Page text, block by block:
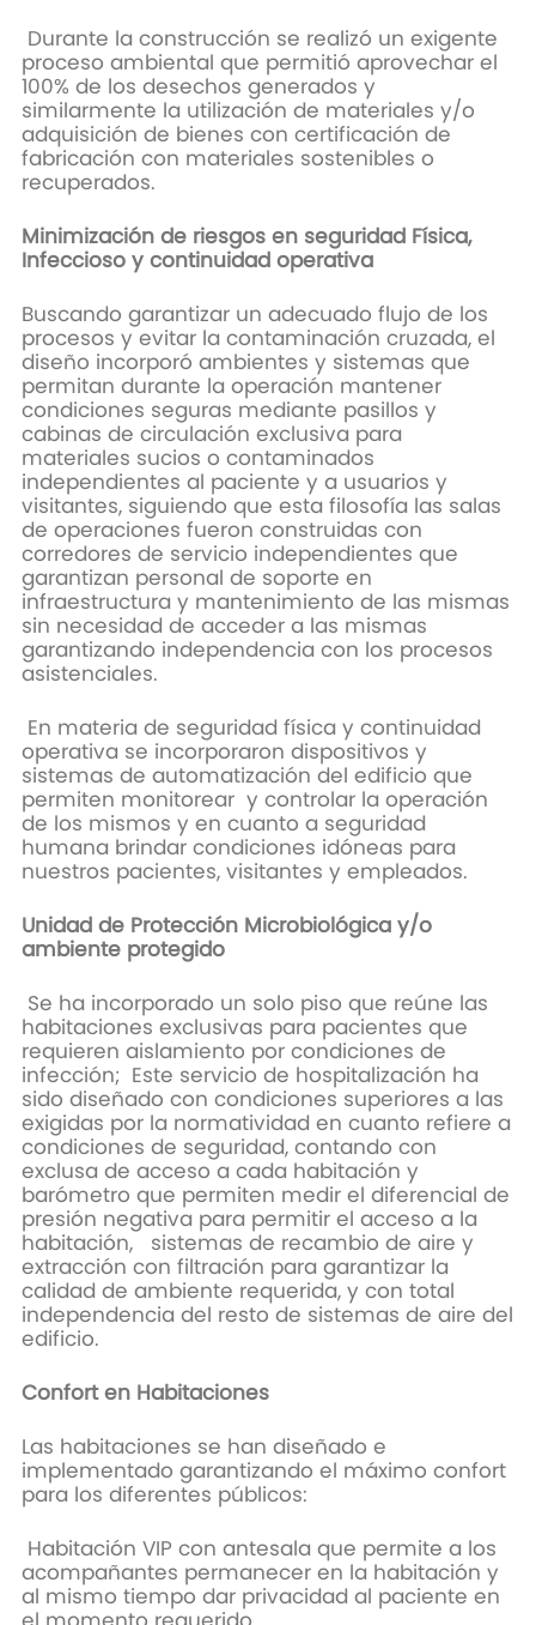
Durante la construcción se realizó un exigente
proceso ambiental que permitió aprovechar el
100% de los desechos generados y
similarmente la utilización de materiales y/o
adquisición de bienes con certificación de
fabricación con materiales sostenibles o
recuperados.
Minimización de riesgos en seguridad Física,
Infeccioso y continuidad operativa
Buscando garantizar un adecuado flujo de los
procesos y evitar la contaminación cruzada, el
diseño incorporó ambientes y sistemas que
permitan durante la operación mantener
condiciones seguras mediante pasillos y
cabinas de circulación exclusiva para
materiales sucios o contaminados
independientes al paciente y a usuarios y
visitantes, siguiendo que esta filosofía las salas
de operaciones fueron construidas con
corredores de servicio independientes que
garantizan personal de soporte en
infraestructura y mantenimiento de las mismas
sin necesidad de acceder a las mismas
garantizando independencia con los procesos
asistenciales.
En materia de seguridad física y continuidad
operativa se incorporaron dispositivos y
sistemas de automatización del edificio que
permiten monitorear y controlar la operación
de los mismos y en cuanto a seguridad
humana brindar condiciones idóneas para
nuestros pacientes, visitantes y empleados.
Unidad de Protección Microbiológica y/o
ambiente protegido
Se ha incorporado un solo piso que reúne las
habitaciones exclusivas para pacientes que
requieren aislamiento por condiciones de
infección; Este servicio de hospitalización ha
sido diseñado con condiciones superiores a las
exigidas por la normatividad en cuanto refiere a
condiciones de seguridad, contando con
exclusa de acceso a cada habitación y
barómetro que permiten medir el diferencial de
presión negativa para permitir el acceso a la
habitación, sistemas de recambio de aire y
extracción con filtración para garantizar la
calidad de ambiente requerida, y con total
independencia del resto de sistemas de aire del
edificio.
Confort en Habitaciones
Las habitaciones se han diseñado e
implementado garantizando el máximo confort
para los diferentes públicos:
Habitación VIP con antesala que permite a los
acompañantes permanecer en la habitación y
al mismo tiempo dar privacidad al paciente en